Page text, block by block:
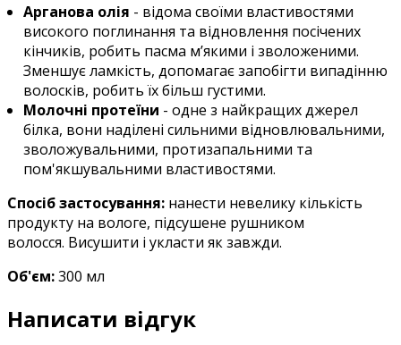
Арганова олія - відома своїми властивостями
високого поглинання та відновлення посічених
кінчиків, робить пасма м’якими і зволоженими.
Зменшує ламкість, допомагає запобігти випадінню
волосків, робить їх більш густими.
Молочні протеїни - одне з найкращих джерел
білка, вони наділені сильними відновлювальними,
зволожувальними, протизапальними та
пом'якшувальними властивостями.
Спосіб застосування: нанести невелику кількість
продукту на вологе, підсушене рушником
волосся. Висушити і укласти як завжди.
Об'єм:300 мл
Написати відгук